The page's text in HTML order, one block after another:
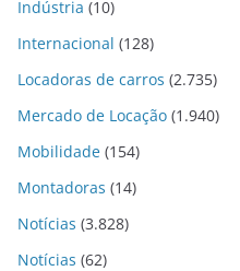
Indústria (10)
Internacional (128)
Locadoras de carros (2.735)
Mercado de Locação (1.940)
Mobilidade (154)
Montadoras (14)
Notícias (3.828)
Notícias (62)